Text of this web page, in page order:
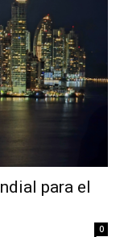
para el
0